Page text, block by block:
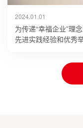
2024.01.01
为传递“幸福企业”理
先进实践经验和优秀